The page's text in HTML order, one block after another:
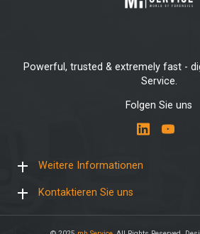
Powerful, trusted & extremely fast -
Service.
Folgen Sie uns
Weitere Informationen
Kontaktieren Sie uns